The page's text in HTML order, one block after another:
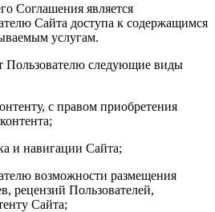
Соглашения является
Сайта доступа к содержащимся
услугам.
Пользователю следующие виды
с правом приобретения
и навигации Сайта;
возможности размещения
рецензий Пользователей,
Сайта;